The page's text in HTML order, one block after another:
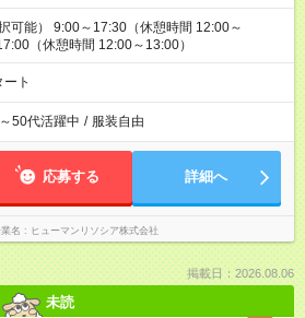
可能） 9:00～17:30（休憩時間 12:00～
（休憩時間 12:00～13:00）
ト
50代活躍中 / 服装自由
応募する 詳細へ
名 ヒューマンリソシア株式会社
掲載日：2026.08.06
未読